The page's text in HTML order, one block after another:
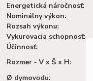
Energetická náročnosť:
Nominálny výkon:
Rozsah výkonu:
Vykurovacia schopnosť:
Účinnosť:
Rozmer - V x Š x H:
Ø dymovodu: